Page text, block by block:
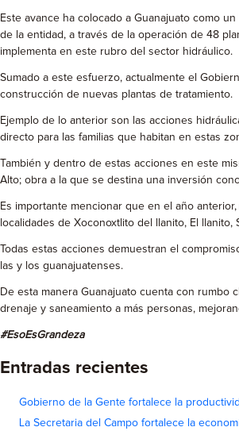
Este avance ha colocado a Guanajuato como
de la entidad, a través de la operación de 48
implementa en este rubro del sector hidráulico.
Sumado a este esfuerzo, actualmente el
construcción de nuevas plantas de tratamiento.
Ejemplo de lo anterior son las acciones
directo para las familias que habitan en estas
También y dentro de estas acciones en este
Alto; obra a la que se destina una inversión
Es importante mencionar que en el año
localidades de Xoconoxtlito del llanito, El
Todas estas acciones demuestran el
las y los guanajuatenses.
De esta manera Guanajuato cuenta con rumbo
drenaje y saneamiento a más personas,
#EsoEsGrandeza
Entradas recientes
Gobierno de la Gente fortalece la
La Secretaria del Campo fortalece la